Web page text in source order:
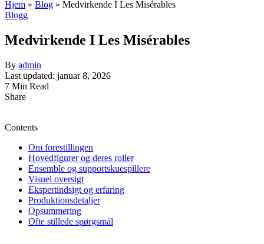
Hjem » Blog » Medvirkende I Les Misérables
Blogg
Medvirkende I Les Misérables
By admin
Last updated: januar 8, 2026
7 Min Read
Share
Contents
Om forestillingen
Hovedfigurer og deres roller
Ensemble og supportskuespillere
Visuel oversigt
Ekspertindsigt og erfaring
Produktionsdetaljer
Opsummering
Ofte stillede spørgsmål